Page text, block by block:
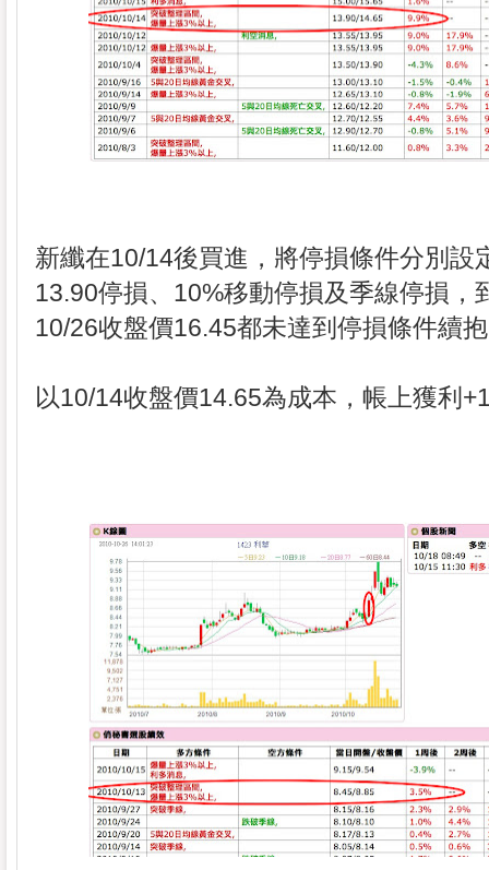
新纖在10/14後買進，將停損條件分別設
13.90停損、10%移動停損及季線停損，
10/26收盤價16.45都未達到停損條件續
以10/14收盤價14.65為成本，帳上獲利